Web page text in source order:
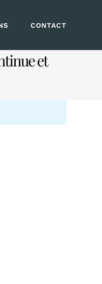
CONTACT
et